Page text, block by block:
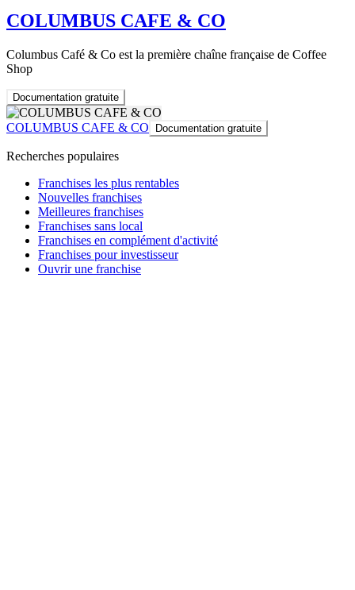
COLUMBUS CAFE & CO
Columbus Café & Co est la première chaîne française de Coffee
Shop
Documentation gratuite
COLUMBUS CAFE & CO Documentation gratuite
Recherches populaires
Franchises les plus rentables
Nouvelles franchises
Meilleures franchises
Franchises sans local
Franchises en complément d'activité
Franchises pour investisseur
Ouvrir une franchise